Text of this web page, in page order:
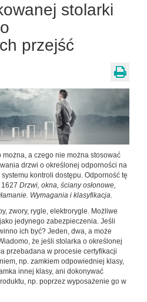
stolarki
przejść
można, a czego nie można stosować
drzwi o określonej odporności na
kontroli dostępu. Odporność tę
Drzwi, okna, ściany osłonowe,
Wymagania i klasyfikacja.
zwory, rygle, elektrorygle. Możliwe
jedynego zabezpieczenia. Jeśli
ich być? Jeden, dwa, a może
że jeśli stolarka o określonej
przebadana w procesie certyfikacji
np. zamkiem odpowiedniej klasy,
innej klasy, ani dokonywać
np. poprzez wyposażenie go w